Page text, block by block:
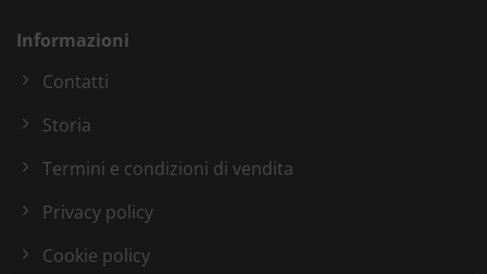
Informazioni
Contatti
Storia
Termini e condizioni di vendita
Privacy policy
Cookie policy